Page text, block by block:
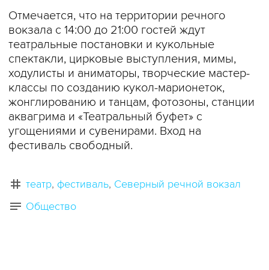
Отмечается, что на территории речного
вокзала с 14:00 до 21:00 гостей ждут
театральные постановки и кукольные
спектакли, цирковые выступления, мимы,
ходулисты и аниматоры, творческие мастер-
классы по созданию кукол-марионеток,
жонглированию и танцам, фотозоны, станции
аквагрима и «Театральный буфет» с
угощениями и сувенирами. Вход на
фестиваль свободный.
театр фестиваль Северный речной вокзал
Общество